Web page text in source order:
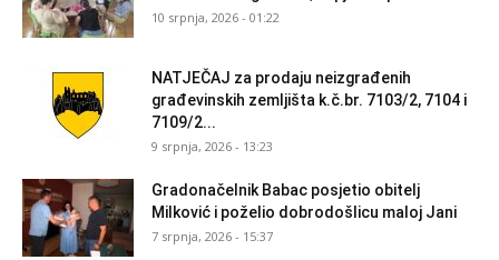
10 srpnja, 2026 - 01:22
NATJEČAJ za prodaju neizgrađenih
građevinskih zemljišta k.č.br. 7103/2, 7104 i
7109/2...
9 srpnja, 2026 - 13:23
Gradonačelnik Babac posjetio obitelj
Milković i poželio dobrodošlicu maloj Jani
7 srpnja, 2026 - 15:37